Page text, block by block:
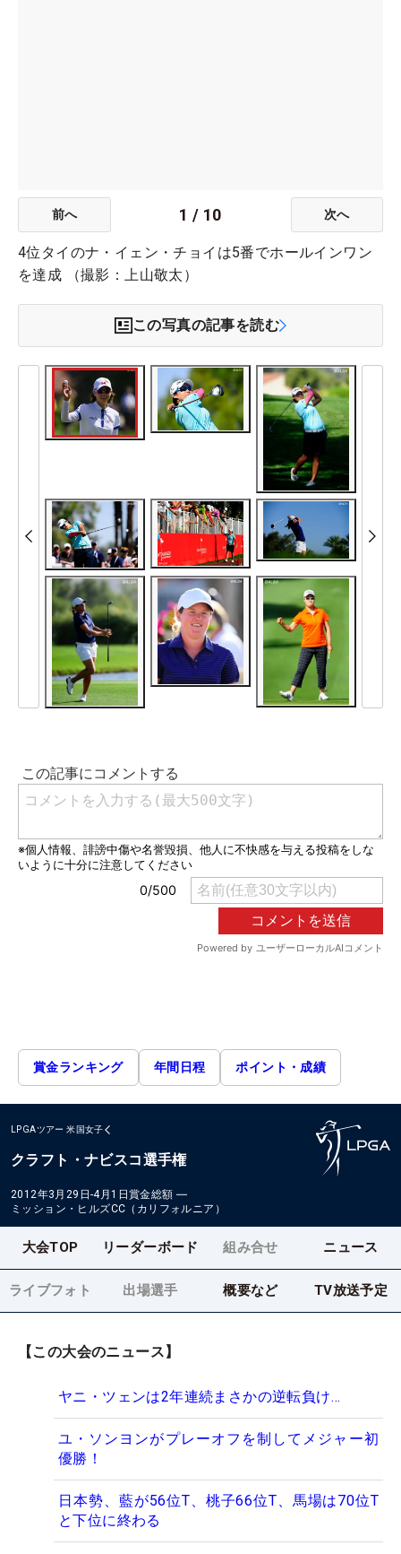
前へ 1 / 10 次へ
4位タイのナ・イェン・チョイは5番でホールインワン
を達成 （撮影：上山敬太）
この写真の記事を読む
賞金ランキング 年間日程 ポイント・成績
LPGAツアー 米国女子
クラフト・ナビスコ選手権
2012年3月29日-4月1日賞金総額 ―
ミッション・ヒルズCC（カリフォルニア）
大会TOP リーダーボード 組み合せ ニュース
ライブフォト 出場選手 概要など TV放送予定
【この大会のニュース】
ヤニ・ツェンは2年連続まさかの逆転負け…
ユ・ソンヨンがプレーオフを制してメジャー初
優勝！
日本勢、藍が56位T、桃子66位T、馬場は70位T
と下位に終わる